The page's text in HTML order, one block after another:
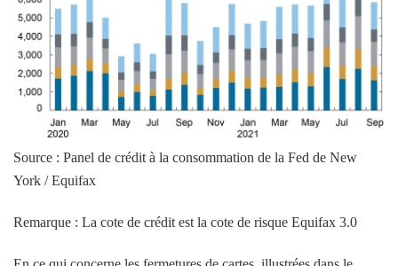
Source : Panel de crédit à la consommation de la Fed de New
York / Equifax
Remarque : La cote de crédit est la cote de risque Equifax 3.0